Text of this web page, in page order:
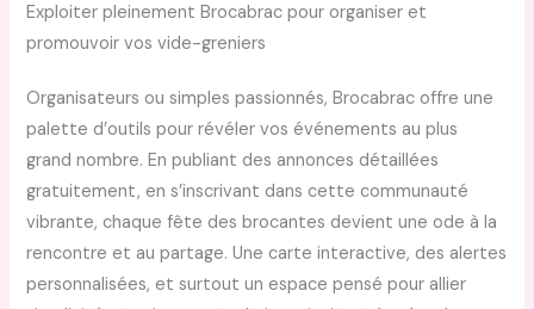
Exploiter pleinement Brocabrac pour organiser et
promouvoir vos vide-greniers
Organisateurs ou simples passionnés, Brocabrac offre une
palette d’outils pour révéler vos événements au plus
grand nombre. En publiant des annonces détaillées
gratuitement, en s’inscrivant dans cette communauté
vibrante, chaque fête des brocantes devient une ode à la
rencontre et au partage. Une carte interactive, des alertes
personnalisées, et surtout un espace pensé pour allier